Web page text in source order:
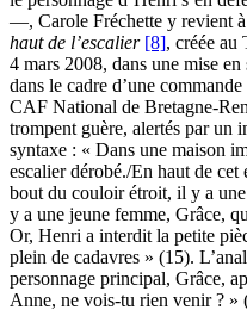
—, Carole Fréchette y revient
haut de l’escalier [8], créée au
4 mars 2008, dans une mise
dans le cadre d’une
CAF National de Bretagne-
trompent guère, alertés par un
syntaxe : « Dans une maison
escalier dérobé./En haut de
bout du couloir étroit, il y a
y a une jeune femme, Grâce,
Or, Henri a interdit la petite
plein de cadavres » (15).
personnage principal, Grâce,
Anne, ne vois-tu rien venir ? »